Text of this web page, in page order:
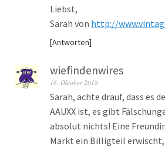
Liebst,
Sarah von http://
Antworten
wiefindenwires
16. Oktober 2018
Sarah, achte drauf, dass es
AAUXX ist, es gibt
absolut nichts! Eine
Markt ein Billigteil erwischt,